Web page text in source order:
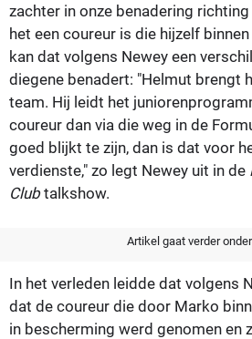
zachter in onze benadering
het een coureur is die hijzelf
kan dat volgens Newey een
diegene benadert: "Helmut brengt
team. Hij leidt het
coureur dan via die weg in de
goed blijkt te zijn, dan is dat voor
verdienste," zo legt Newey uit in de
Clubtalkshow.
Artikel gaat verder
In het verleden leidde dat volgens
dat de coureur die door Marko
in bescherming werd genomen en